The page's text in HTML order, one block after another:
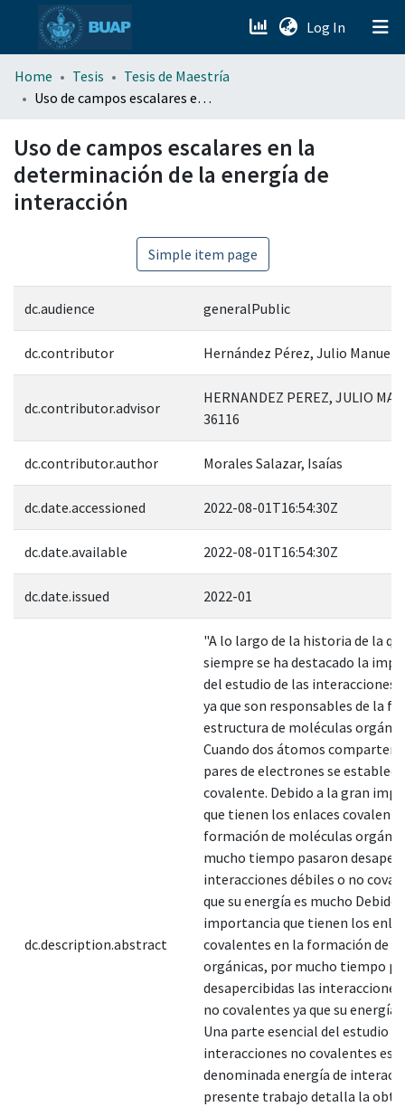
Log In (current)
menu.section.about_menu
Home Tesis
Tesis de Maestría
Uso de campos escalares en la determinación de la energía de interacción
Uso de campos escalares en la
determinación de la energía de
interacción
Simple item page
dc.audience generalPublic
dc.contributor Hernández Pérez, Julio Manuel
dc.contributor.advisor
HERNANDEZ PEREZ, JULIO
36116
dc.contributor.author Morales Salazar, Isaías
dc.date.accessioned 2022-08-01T16:54:30Z
dc.date.available 2022-08-01T16:54:30Z
dc.date.issued 2022-01
dc.description.abstract
"A lo largo de la historia de la
siempre se ha destacado la
del estudio de las interacciones
ya que son responsables de la
estructura de moléculas
Cuando dos átomos comparten
pares de electrones se
covalente. Debido a la gran
que tienen los enlaces
formación de moléculas
mucho tiempo pasaron
interacciones débiles o no
que su energía es mucho Debido
importancia que tienen los
covalentes en la formación de
orgánicas, por mucho tiempo
desapercibidas las
no covalentes ya que su energía
Una parte esencial del estudio
interacciones no covalentes es
denominada energía de
presente trabajo detalla la